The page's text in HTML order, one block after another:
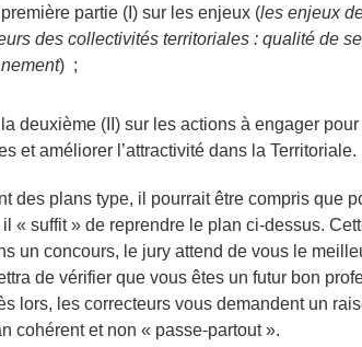
partie (I) sur les enjeux (les enjeux
des collectivités territoriales : qualité de
) ;
deuxième (II) sur les actions à engager
et améliorer l’attractivité dans la Territoriale.
des plans type, il pourrait être compris que
il « suffit » de reprendre le plan ci-dessus.
un concours, le jury attend de vous le
de vérifier que vous êtes un futur bon
lors, les correcteurs vous demandent un
cohérent et non « passe-partout ».